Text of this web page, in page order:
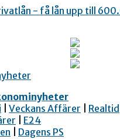
Veckans Affärer
Realtid
E24
Dagens PS